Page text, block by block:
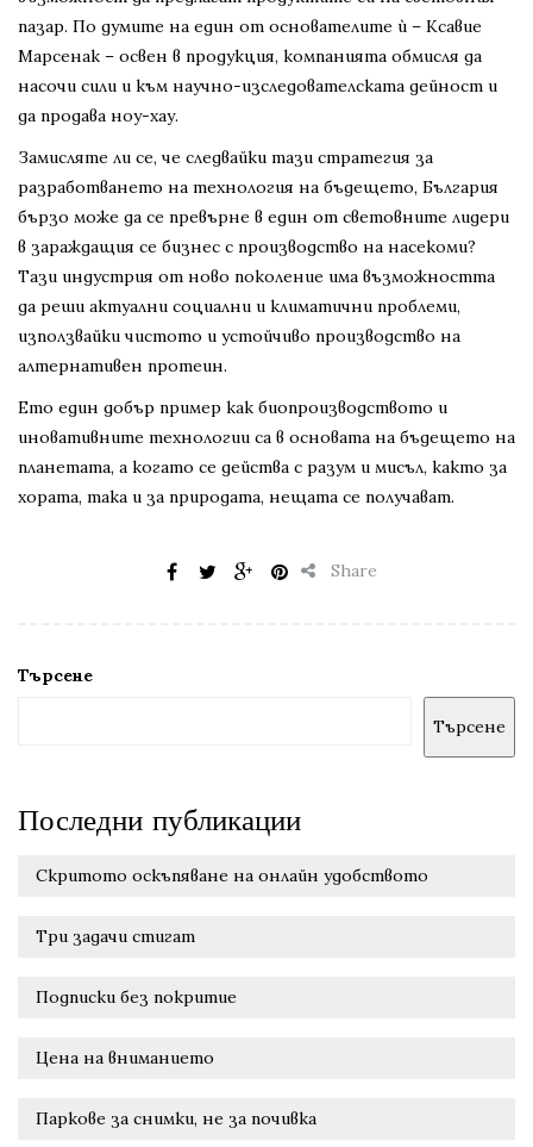
пазар. По думите на един от основателите ѝ – Ксавие
Марсенак – освен в продукция, компанията обмисля да
насочи сили и към научно-изследователската дейност и
да продава ноу-хау.
Замисляте ли се, че следвайки тази стратегия за
разработването на технология на бъдещето, България
бързо може да се превърне в един от световните лидери
в зараждащия се бизнес с производство на насекоми?
Тази индустрия от ново поколение има възможността
да реши актуални социални и климатични проблеми,
използвайки чистото и устойчиво производство на
алтернативен протеин.
Ето един добър пример как биопроизводството и
иновативните технологии са в основата на бъдещето на
планетата, а когато се действа с разум и мисъл, както за
хората, така и за природата, нещата се получават.
Share
Търсене
Търсене
Последни публикации
Скритото оскъпяване на онлайн удобството
Три задачи стигат
Подписки без покритие
Цена на вниманието
Паркове за снимки, не за почивка